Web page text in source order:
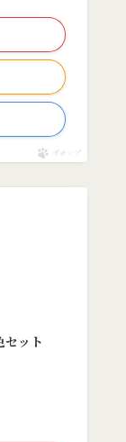
ポチップ
セット